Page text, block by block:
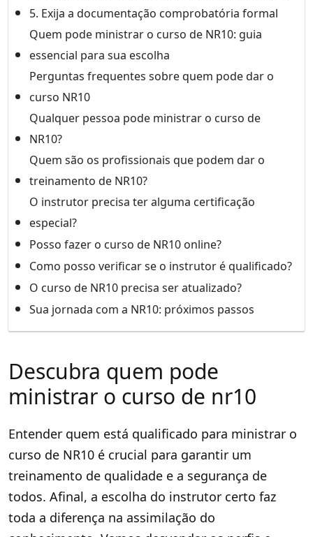
5. Exija a documentação comprobatória formal
Quem pode ministrar o curso de NR10: guia
essencial para sua escolha
Perguntas frequentes sobre quem pode dar o
curso NR10
Qualquer pessoa pode ministrar o curso de
NR10?
Quem são os profissionais que podem dar o
treinamento de NR10?
O instrutor precisa ter alguma certificação
especial?
Posso fazer o curso de NR10 online?
Como posso verificar se o instrutor é qualificado?
O curso de NR10 precisa ser atualizado?
Sua jornada com a NR10: próximos passos
Descubra quem pode
ministrar o curso de nr10
Entender quem está qualificado para ministrar o
curso de NR10 é crucial para garantir um
treinamento de qualidade e a segurança de
todos. Afinal, a escolha do instrutor certo faz
toda a diferença na assimilação do